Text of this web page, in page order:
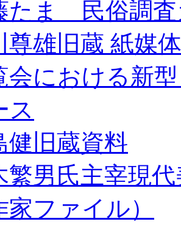
たま 民俗調査
尊雄旧蔵 紙媒
会における新
ス
健旧蔵資料
繁男氏主宰現
家ファイル）